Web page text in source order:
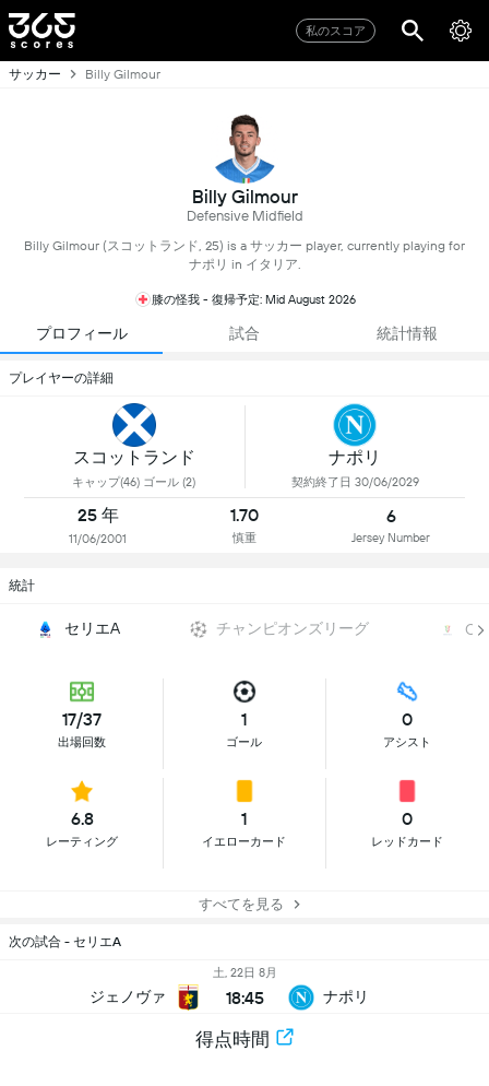
私のスコア
サッカー Billy Gilmour
Billy Gilmour
Defensive Midfield
Billy Gilmour (スコットランド, 25) is a サッカー player, currently playing for
ナポリ in イタリア.
膝の怪我 - 復帰予定: Mid August 2026
プロフィール 試合 統計情報
プレイヤーの詳細
スコットランド
キャップ(46) ゴール (2)
ナポリ
契約終了日 30/06/2029
25 年
11/06/2001
1.70
慎重
6
Jersey Number
統計
セリエA チャンピオンズリーグ
17/37
出場回数
1
ゴール
0
アシスト
6.8
レーティング
1
イエローカード
0
レッドカード
すべてを見る
次の試合 - セリエA
ジェノヴァ
土, 22日 8月
18:45 ナポリ
得点時間